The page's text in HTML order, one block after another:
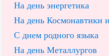
На день энергетика
На день Космонавтики
С днем родного языка
На день Металлургов